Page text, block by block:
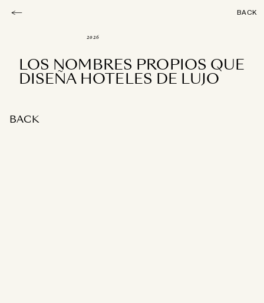
BACK
LOS NOMBRES PROPIOS QUE
DISEÑA HOTELES DE LUJO
2026
BACK